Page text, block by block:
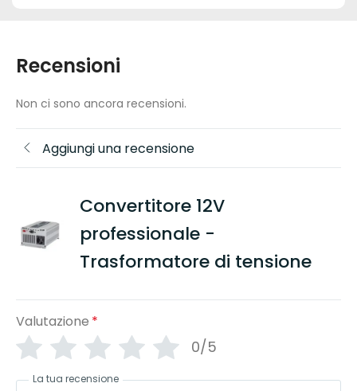
Recensioni
Non ci sono ancora recensioni.
Aggiungi una recensione
Convertitore 12V
professionale -
Trasformatore di tensione
Valutazione *
0/5
La tua recensione